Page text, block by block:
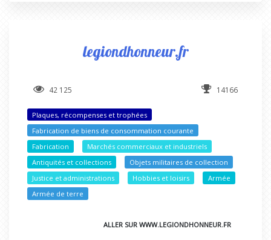
legiondhonneur.fr
42 125 14166
Plaques, récompenses et trophées
Fabrication de biens de consommation courante
Fabrication
Marchés commerciaux et industriels
Antiquités et collections
Objets militaires de collection
Justice et administrations
Hobbies et loisirs
Armée
Armée de terre
ALLER SUR WWW.LEGIONDHONNEUR.FR